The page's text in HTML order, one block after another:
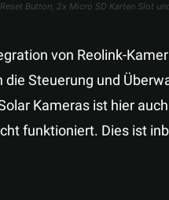
Button, 2x Micro SD Karten Slot
von Reolink-
Steuerung und
Kameras ist hier
funktioniert. Dies ist